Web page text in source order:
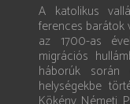
A katolikus
ferences barátok
az 1700-as
migrációs
háborúk során
helységekbe